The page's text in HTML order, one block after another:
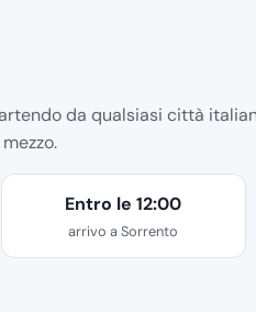
da qualsiasi città
Entro le 12:00
arrivo a Sorrento